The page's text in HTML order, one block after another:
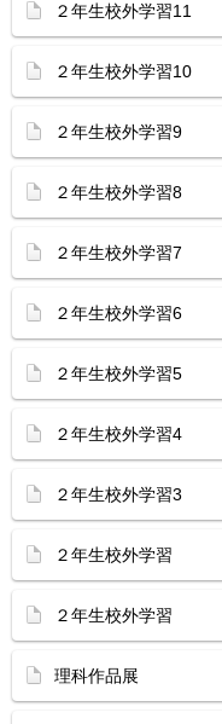
２年生校外学習11
２年生校外学習10
２年生校外学習9
２年生校外学習8
２年生校外学習7
２年生校外学習6
２年生校外学習5
２年生校外学習4
２年生校外学習3
２年生校外学習
２年生校外学習
理科作品展